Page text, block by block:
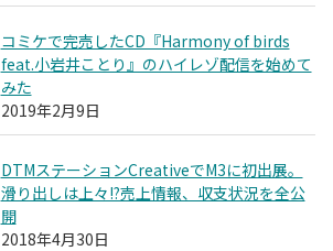
コミケで完売したCD『Harmony of birds
feat.小岩井ことり』のハイレゾ配信を始めて
みた
2019年2月9日
DTMステーションCreativeでM3に初出展。
滑り出しは上々!?売上情報、収支状況を全公
開
2018年4月30日